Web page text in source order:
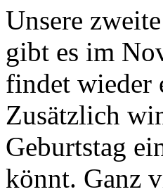
Unsere
gibt es im
findet wieder
Zusätzlich
Geburtstag
könnt. Ganz